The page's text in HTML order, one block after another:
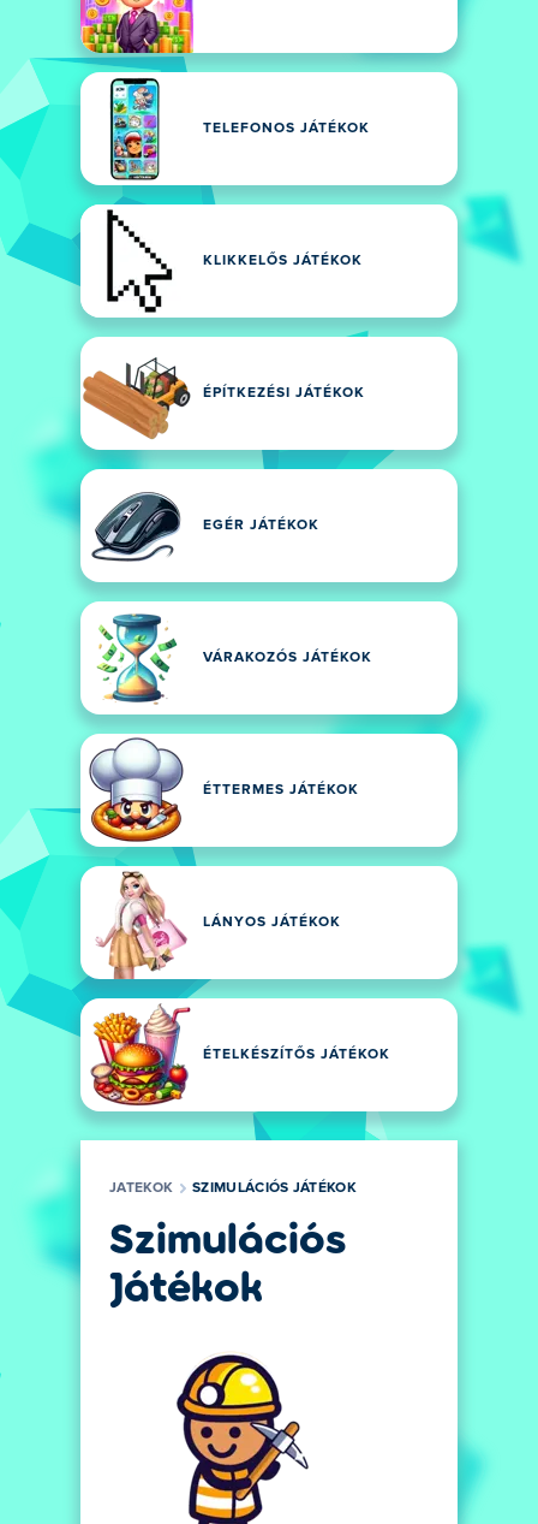
TELEFONOS JÁTÉKOK
KLIKKELŐS JÁTÉKOK
ÉPÍTKEZÉSI JÁTÉKOK
EGÉR JÁTÉKOK
VÁRAKOZÓS JÁTÉKOK
ÉTTERMES JÁTÉKOK
LÁNYOS JÁTÉKOK
ÉTELKÉSZÍTŐS JÁTÉKOK
JATEKOK SZIMULÁCIÓS JÁTÉKOK
Szimulációs
Játékok